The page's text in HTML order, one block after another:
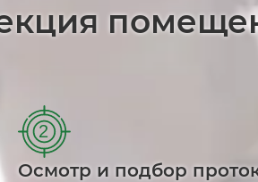
2
Осмотр и подбор